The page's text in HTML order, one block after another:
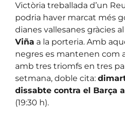
Victòria treballada d’un
podria haver marcat més
dianes vallesanes gràcies
Viña a la porteria. Amb
negres es mantenen com
amb tres triomfs en tres
setmana, doble cita:
dissabte contra el Barça
(19:30 h).